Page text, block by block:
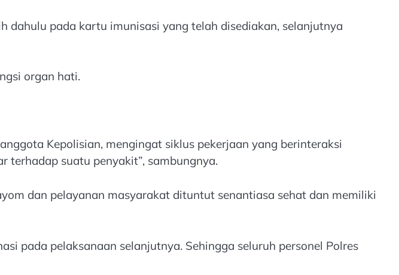
pada kartu imunisasi yang telah disediakan, selanjutnya
organ hati.
Kepolisian, mengingat siklus pekerjaan yang berinteraksi
terhadap suatu penyakit”, sambungnya.
dan pelayanan masyarakat dituntut senantiasa sehat dan memiliki
pada pelaksanaan selanjutnya. Sehingga seluruh personel Polres